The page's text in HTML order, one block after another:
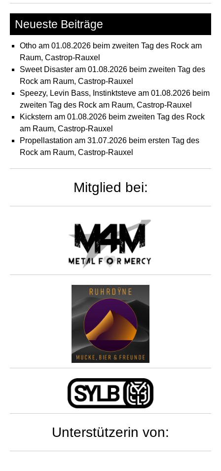
Neueste Beiträge
Otho am 01.08.2026 beim zweiten Tag des Rock am
Raum, Castrop-Rauxel
Sweet Disaster am 01.08.2026 beim zweiten Tag des
Rock am Raum, Castrop-Rauxel
Speezy, Levin Bass, Instinktsteve am 01.08.2026 beim
zweiten Tag des Rock am Raum, Castrop-Rauxel
Kickstern am 01.08.2026 beim zweiten Tag des Rock
am Raum, Castrop-Rauxel
Propellastation am 31.07.2026 beim ersten Tag des
Rock am Raum, Castrop-Rauxel
Mitglied bei:
Unterstützerin von: